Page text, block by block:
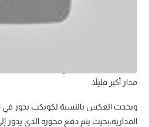
مدار أكبر قليلاً.
ويحدث العكس بالنسبة لكويكب يدور في
المدارية،بحيث يتم دفع محوره الذي يدور